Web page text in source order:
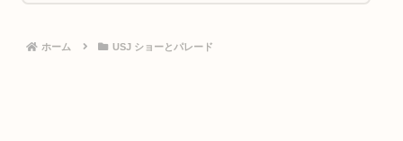
ホーム USJ ショーとパレード